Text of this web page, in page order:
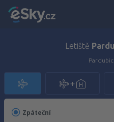
Letiště
Zpáteční